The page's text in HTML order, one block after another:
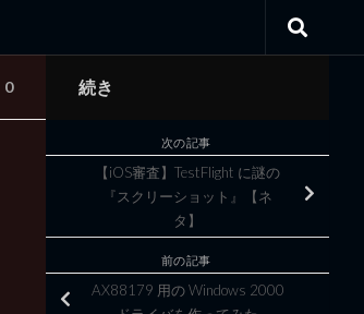
0 続き
次の記事
【iOS審査】TestFlight に謎の
『スクリーショット』【ネ
タ】
前の記事
AX88179 用の Windows 2000